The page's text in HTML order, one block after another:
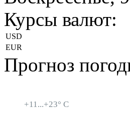
Курсы валют:
USD
EUR
Прогноз
+11...+23° C